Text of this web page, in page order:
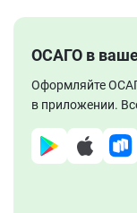
ОСАГО в
Оформляйте
в приложении.